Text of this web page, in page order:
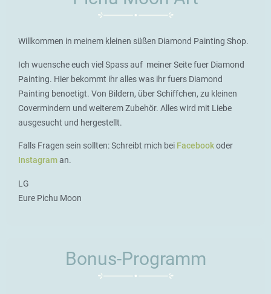
Willkommen in meinem kleinen süßen Diamond Painting Shop.
Ich wuensche euch viel Spass auf meiner Seite fuer Diamond
Painting. Hier bekommt ihr alles was ihr fuers Diamond
Painting benoetigt. Von Bildern, über Schiffchen, zu kleinen
Covermindern und weiterem Zubehör. Alles wird mit Liebe
ausgesucht und hergestellt.
Falls Fragen sein sollten: Schreibt mich bei Facebookoder
Instagraman.
LG
Eure Pichu Moon
Bonus-Programm